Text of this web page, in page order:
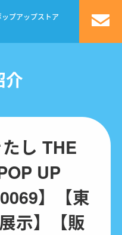
プアップストア
介
し THE
UP
】【東
示】【販